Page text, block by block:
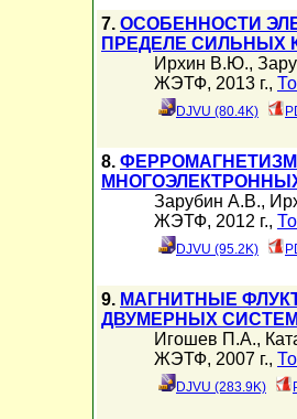
7. ОСОБЕННОСТИ
ПРЕДЕЛЕ СИЛЬНЫХ
Ирхин В.Ю.,
ЖЭТФ, 2013 г.,
DJVU (80.4K)
8.
Зарубин А.В.,
ЖЭТФ, 2012 г.,
DJVU (95.2K)
9. МАГНИТНЫЕ
ДВУМЕРНЫХ
Игошев П.А.,
ЖЭТФ, 2007 г.,
DJVU (283.9K)